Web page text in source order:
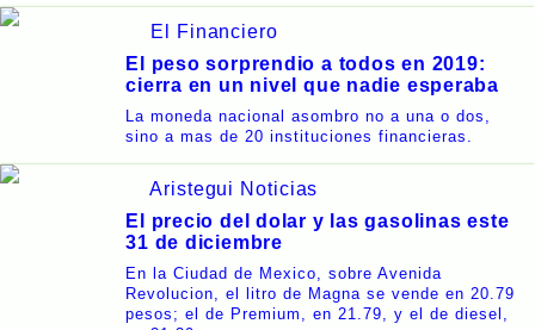
El Financiero
El peso sorprendio a todos en 2019:
cierra en un nivel que nadie esperaba
La moneda nacional asombro no a una o dos,
sino a mas de 20 instituciones financieras.
Aristegui Noticias
El precio del dolar y las gasolinas este
31 de diciembre
En la Ciudad de Mexico, sobre Avenida
Revolucion, el litro de Magna se vende en 20.79
pesos; el de Premium, en 21.79, y el de diesel,